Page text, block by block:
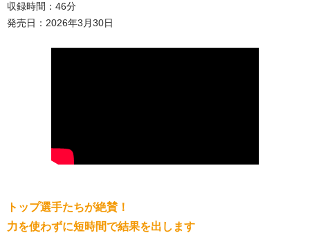
収録時間：46分
発売日：2026年3月30日
トップ選手たちが絶賛！
力を使わずに短時間で結果を出します